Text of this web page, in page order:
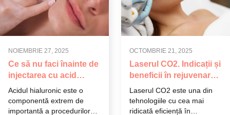
NOIEMBRIE 27, 2025
Ce să nu faci înainte de
injectarea cu acid
hialuronic. Sfatul
specialistului
Acidul hialuronic este o
componentă extrem de
importantă a procedurilor
OCTOMBRIE 21, 2025
Laserul CO2. Indicații și
beneficii în rejuvenarea
pielii tale
Laserul CO2 este una din
tehnologiile cu cea mai
ridicată eficiență în